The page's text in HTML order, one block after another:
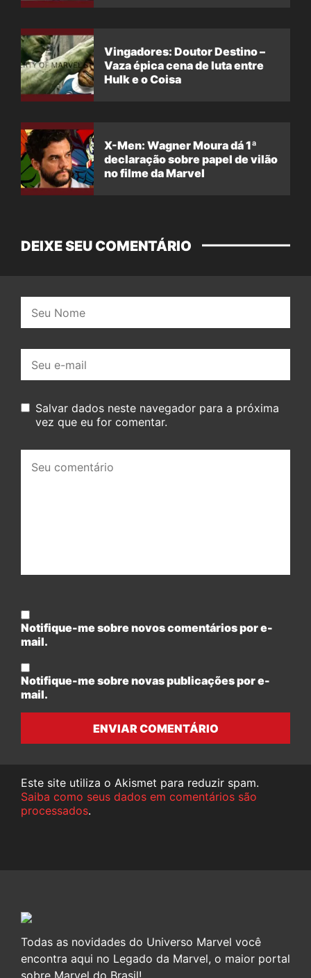
Vingadores: Doutor Destino –
Vaza épica cena de luta entre
Hulk e o Coisa
X-Men: Wagner Moura dá 1ª
declaração sobre papel de vilão
no filme da Marvel
DEIXE SEU COMENTÁRIO
mail:
Salvar dados neste navegador para a próxima
vez que eu for comentar.
comentário:
Notifique-me sobre novos comentários por e-
mail.
Notifique-me sobre novas publicações por e-
mail.
ENVIAR COMENTÁRIO
Este site utiliza o Akismet para reduzir spam.
Saiba como seus dados em comentários são
processados.
Todas as novidades do Universo Marvel você
encontra aqui no Legado da Marvel, o maior portal